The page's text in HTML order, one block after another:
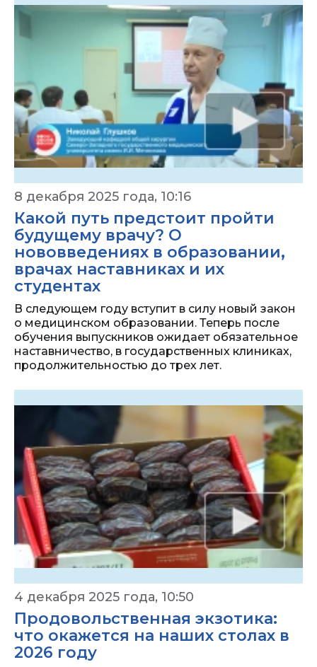
8 декабря 2025 года, 10:16
Какой путь предстоит пройти
будущему врачу? О
нововведениях в образовании,
врачах наставниках и их
студентах
В следующем году вступит в силу новый закон
о медицинском образовании. Теперь после
обучения выпускников ожидает обязательное
наставничество, в государственных клиниках,
продолжительностью до трех лет.
4 декабря 2025 года, 10:50
Продовольственная экзотика:
что окажется на наших столах в
2026 году